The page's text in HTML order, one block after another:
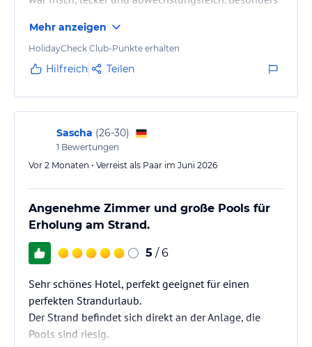
schöne Einkaufsmeile in der Nähe, die zu
entspannten Spaziergängen einlädt. Ich kann das
Hotel gerne weiterempfehlen.
Mehr anzeigen
HolidayCheck Club-Punkte erhalten
Hilfreich Teilen
Sascha (26-30)
1 Bewertungen
Vor 2 Monaten • Verreist als Paar im Juni 2026
Angenehme Zimmer und große Pools für
Erholung am Strand.
5 / 6
Sehr schönes Hotel, perfekt geeignet für einen
perfekten Strandurlaub.
Der Strand befindet sich direkt an der Anlage, die
Pools sind riesig.